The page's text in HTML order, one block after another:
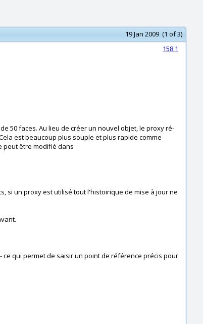
19 Jan 2009 (1 of 3)
158.1
50 faces. Au lieu de créer un nouvel objet, le proxy ré-
est beaucoup plus souple et plus rapide comme
peut être modifié dans
si un proxy est utilisé tout l'histoirique de mise à jour ne
qui permet de saisir un point de référence précis pour